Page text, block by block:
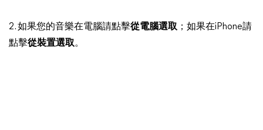
2. 如果您的音樂在電腦請點擊從電腦選取 ；如果在iPhone請
點擊從裝置選取。